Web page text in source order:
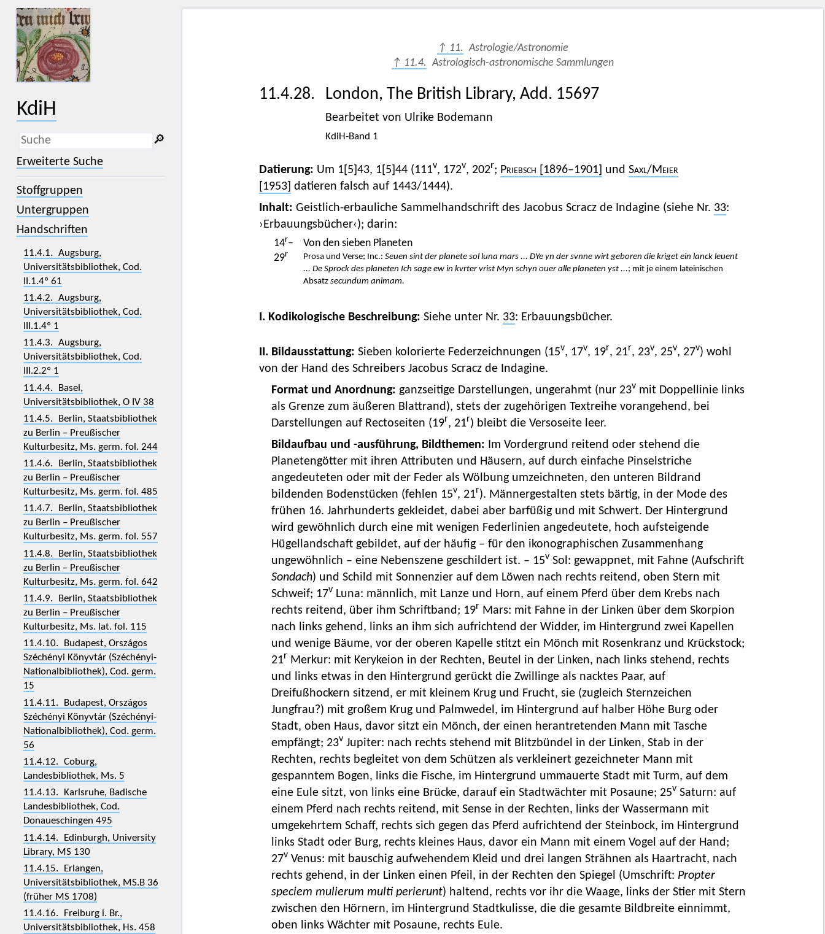
KdiH
_
(der Unterstrich) ist Platzhalter für
genau ein Zeichen.
% (das Prozentzeichen) ist Platzhalter
für kein, ein oder mehr als ein
🔎︎
Erweiterte Suche
Stoffgruppen
Untergruppen
Handschriften
11.4.1. Augsburg,
Universitätsbibliothek, Cod.
II.1.4º 61
11.4.2. Augsburg,
Universitätsbibliothek, Cod.
III.1.4º 1
11.4.3. Augsburg,
Universitätsbibliothek, Cod.
III.2.2º 1
11.4.4. Basel,
Universitätsbibliothek, O IV 38
11.4.5. Berlin, Staatsbibliothek
zu Berlin – Preußischer
Kulturbesitz, Ms. germ. fol. 244
11.4.6. Berlin, Staatsbibliothek
zu Berlin – Preußischer
Kulturbesitz, Ms. germ. fol. 485
11.4.7. Berlin, Staatsbibliothek
zu Berlin – Preußischer
Kulturbesitz, Ms. germ. fol. 557
11.4.8. Berlin, Staatsbibliothek
zu Berlin – Preußischer
Kulturbesitz, Ms. germ. fol. 642
11.4.9. Berlin, Staatsbibliothek
zu Berlin – Preußischer
Kulturbesitz, Ms. lat. fol. 115
11.4.10. Budapest, Országos
Széchényi Könyvtár (Széchényi-
Nationalbibliothek), Cod. germ.
15
11.4.11. Budapest, Országos
Széchényi Könyvtár (Széchényi-
Nationalbibliothek), Cod. germ.
56
11.4.12. Coburg,
Landesbibliothek, Ms. 5
11.4.13. Karlsruhe, Badische
Landesbibliothek, Cod.
Donaueschingen 495
11.4.14. Edinburgh, University
Library, MS 130
11.4.15. Erlangen,
Universitätsbibliothek, MS.B 36
(früher MS 1708)
11.4.16. Freiburg i. Br.,
Universitätsbibliothek, Hs. 458
↑ 11. Astrologie/Astronomie
↑ 11.4. Astrologisch-astronomische Sammlungen
11.4.28. London, The British Library, Add. 15697
Bearbeitet von Ulrike Bodemann
KdiH-Band 1
Datierung: Um 1[5]43, 1[5]44 (111v, 172v, 202r; Priebsch [1896–1901] und Saxl/Meier
[1953] datieren falsch auf 1443/1444).
Inhalt: Geistlich-erbauliche Sammelhandschrift des Jacobus Scracz de Indagine (siehe Nr. 33:
›Erbauungsbücher‹); darin:
14r–
29r
Von den sieben Planeten
Prosa und Verse; Inc.: Seuen sint der planete sol luna mars ... DYe yn der svnne wirt geboren die kriget ein lanck leuent
... De Sprock des planeten Ich sage ew in kvrter vrist Myn schyn ouer alle planeten yst ...; mit je einem lateinischen
Absatz secundum animam.
I. Kodikologische Beschreibung: Siehe unter Nr. 33: Erbauungsbücher.
II. Bildausstattung: Sieben kolorierte Federzeichnungen (15v, 17v, 19r, 21r, 23v, 25v, 27v) wohl
von der Hand des Schreibers Jacobus Scracz de Indagine.
Format und Anordnung: ganzseitige Darstellungen, ungerahmt (nur 23v mit Doppellinie links
als Grenze zum äußeren Blattrand), stets der zugehörigen Textreihe vorangehend, bei
Darstellungen auf Rectoseiten (19r, 21r) bleibt die Versoseite leer.
Bildaufbau und -ausführung, Bildthemen: Im Vordergrund reitend oder stehend die
Planetengötter mit ihren Attributen und Häusern, auf durch einfache Pinselstriche
angedeuteten oder mit der Feder als Wölbung umzeichneten, den unteren Bildrand
bildenden Bodenstücken (fehlen 15v, 21r). Männergestalten stets bärtig, in der Mode des
frühen 16. Jahrhunderts gekleidet, dabei aber barfüßig und mit Schwert. Der Hintergrund
wird gewöhnlich durch eine mit wenigen Federlinien angedeutete, hoch aufsteigende
Hügellandschaft gebildet, auf der häufig – für den ikonographischen Zusammenhang
ungewöhnlich – eine Nebenszene geschildert ist. – 15v Sol: gewappnet, mit Fahne (Aufschrift
Sondach) und Schild mit Sonnenzier auf dem Löwen nach rechts reitend, oben Stern mit
Schweif; 17v Luna: männlich, mit Lanze und Horn, auf einem Pferd über dem Krebs nach
rechts reitend, über ihm Schriftband; 19r Mars: mit Fahne in der Linken über dem Skorpion
nach links gehend, links an ihm sich aufrichtend der Widder, im Hintergrund zwei Kapellen
und wenige Bäume, vor der oberen Kapelle stitzt ein Mönch mit Rosenkranz und Krückstock;
21r Merkur: mit Kerykeion in der Rechten, Beutel in der Linken, nach links stehend, rechts
und links etwas in den Hintergrund gerückt die Zwillinge als nacktes Paar, auf
Dreifußhockern sitzend, er mit kleinem Krug und Frucht, sie (zugleich Sternzeichen
Jungfrau?) mit großem Krug und Palmwedel, im Hintergrund auf halber Höhe Burg oder
Stadt, oben Haus, davor sitzt ein Mönch, der einen herantretenden Mann mit Tasche
empfängt; 23v Jupiter: nach rechts stehend mit Blitzbündel in der Linken, Stab in der
Rechten, rechts begleitet von dem Schützen als verkleinert gezeichneter Mann mit
gespanntem Bogen, links die Fische, im Hintergrund ummauerte Stadt mit Turm, auf dem
eine Eule sitzt, von links eine Brücke, darauf ein Stadtwächter mit Posaune; 25v Saturn: auf
einem Pferd nach rechts reitend, mit Sense in der Rechten, links der Wassermann mit
umgekehrtem Schaff, rechts sich gegen das Pferd aufrichtend der Steinbock, im Hintergrund
links Stadt oder Burg, rechts kleines Haus, davor ein Mann mit einem Vogel auf der Hand;
27v Venus: mit bauschig aufwehendem Kleid und drei langen Strähnen als Haartracht, nach
rechts gehend, in der Linken einen Pfeil, in der Rechten den Spiegel (Umschrift: Propter
speciem mulierum multi perierunt) haltend, rechts vor ihr die Waage, links der Stier mit Stern
zwischen den Hörnern, im Hintergrund Stadtkulisse, die die gesamte Bildbreite einnimmt,
oben links Wächter mit Posaune, rechts Eule.